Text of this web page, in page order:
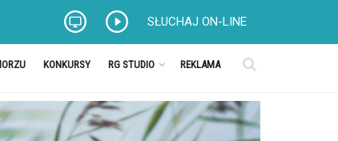
SŁUCHAJ ON-LINE
KONKURSY RG STUDIO REKLAMA